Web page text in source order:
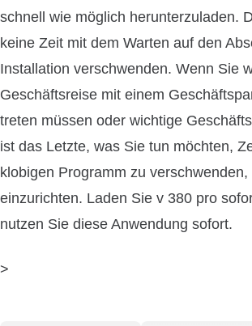
schnell wie möglich herunterzuladen.
keine Zeit mit dem Warten auf den
Installation verschwenden. Wenn Sie
Geschäftsreise mit einem
treten müssen oder wichtige
ist das Letzte, was Sie tun möchten,
klobigen Programm zu
einzurichten. Laden Sie v 380 pro
nutzen Sie diese Anwendung sofort.
>